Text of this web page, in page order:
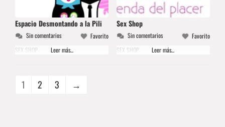
Espacio Desmontando a la Pili
Sin comentarios
Favorito
SEX SHOP
Leer más...
Sex Shop
Sin comentarios
Favorito
SEX SHOP
Leer más...
1 2 3 →